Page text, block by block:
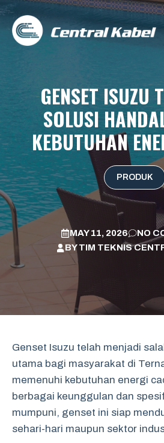
Skip
content
GENSET ISUZU
SOLUSI
KEBUTUHAN
PRODUK
MAY 11, 2026
NO
BYTIM TEKNIS
Genset Isuzu telah menjadi
utama bagi masyarakat di
memenuhi kebutuhan energi
berbagai keunggulan dan
mumpuni, genset ini siap
sehari-hari maupun sektor